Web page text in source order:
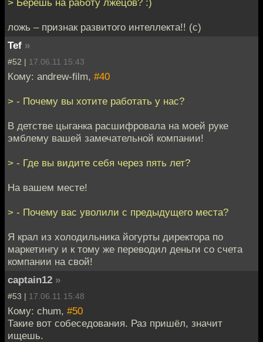
ложь – признак развитого интеллекта!! (c)
Tef »
#52 | 17.06.11 15:43
Кому: andrew-film, #40
> - Почему вы хотите работать у нас?
В детстве цыганка расшифровала на моей руке
эмблему вашей замечательной компании!
> - Где вы видите себя через пять лет?
На вашем месте!
> - Почему вас уволили с предыдущего места?
Я крал из холодильника йогурты директора по
маркетингу и к тому же переводил деньги со счета
компании на свой!
captain12 »
#53 | 17.06.11 15:48
Кому: chum, #50
Такие вот собеседования. Раз пришёл, значит
ищешь.